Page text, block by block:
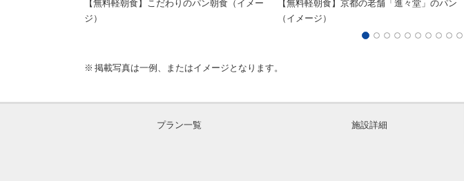
【無料軽朝食】こだわりのパン朝食（イメー
ジ）
【無料軽朝食】京都の老舗「進々堂」のパン
（イメージ）
掲載写真は一例、またはイメージとなります。
プラン一覧 施設詳細